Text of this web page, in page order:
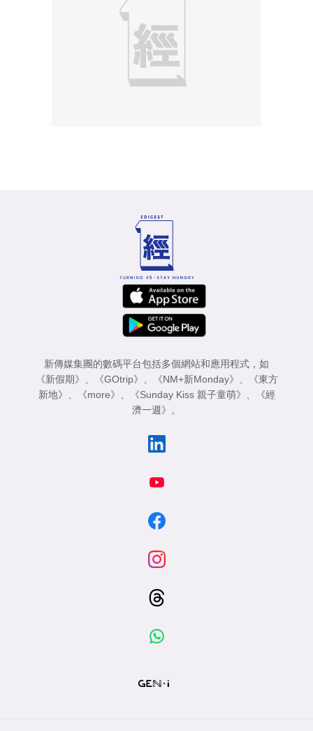
新傳媒集團的數碼平台包括多個網站和應用程式，如
《新假期》
《GOtrip》 《NM+新Monday》
《東方
新地》
《more》 《Sunday Kiss 親子童萌》
《經
濟一週》
。